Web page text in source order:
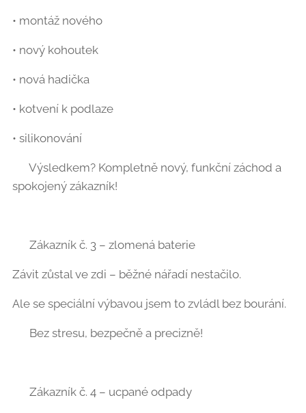
• montáž nového
• nový kohoutek
• nová hadička
• kotvení k podlaze
• silikonování
➡️ Výsledkem? Kompletně nový, funkční záchod a
spokojený zákazník!
🔧 Zákazník č. 3 – zlomená baterie
Závit zůstal ve zdi – běžné nářadí nestačilo.
Ale se speciální výbavou jsem to zvládl bez bourání.
✅ Bez stresu, bezpečně a precizně!
🚿 Zákazník č. 4 – ucpané odpady